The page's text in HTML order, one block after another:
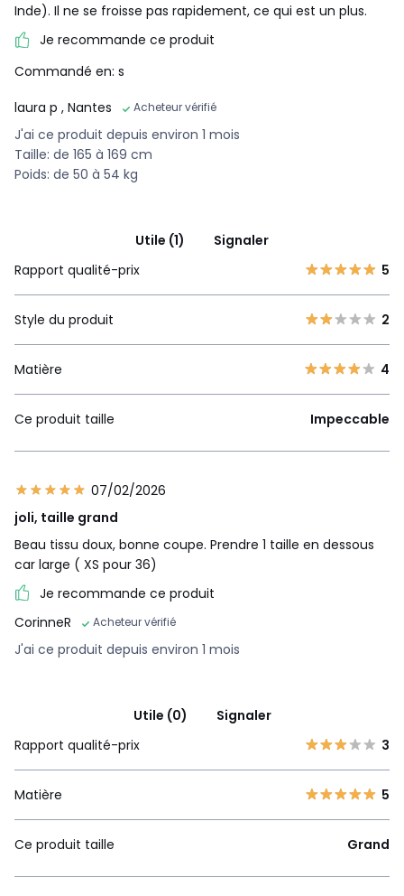
Inde). Il ne se froisse pas rapidement, ce qui est un plus.
Je recommande ce produit
Commandé en: s
laura p , Nantes Acheteur vérifié
J'ai ce produit depuis environ 1 mois
Taille: de 165 à 169 cm
Poids: de 50 à 54 kg
Utile (1)
Signaler
Rapport qualité-prix
5
Style du produit 2
Matière 4
Ce produit taille Impeccable
07/02/2026
joli, taille grand
Beau tissu doux, bonne coupe. Prendre 1 taille en dessous
car large ( XS pour 36)
Je recommande ce produit
CorinneR
Acheteur vérifié
J'ai ce produit depuis environ 1 mois
Utile (0)
Signaler
Rapport qualité-prix
3
Matière 5
Ce produit taille Grand